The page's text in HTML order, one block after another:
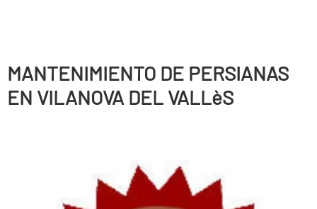
MANTENIMIENTO DE PERSIANAS
EN VILANOVA DEL VALLèS